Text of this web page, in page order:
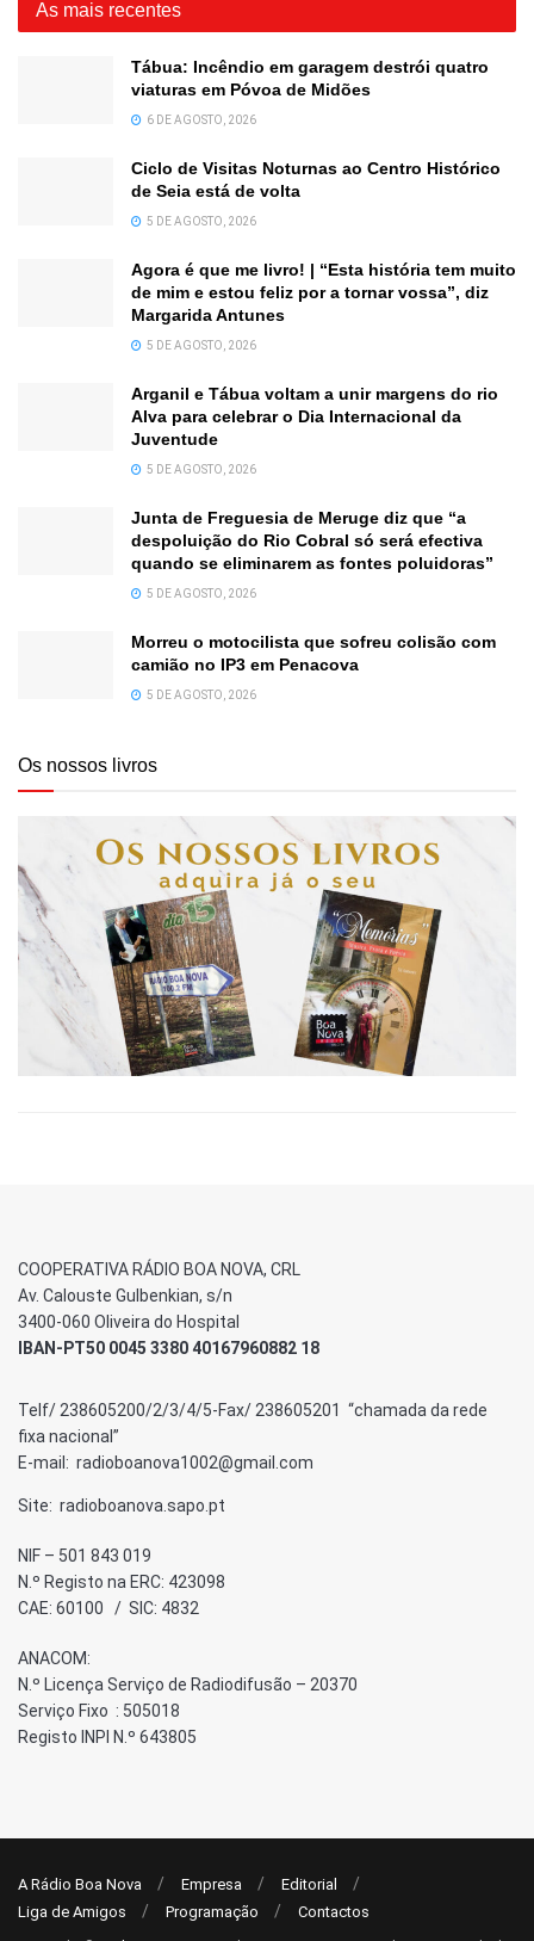
As mais recentes
Tábua: Incêndio em garagem destrói quatro
viaturas em Póvoa de Midões
6 DE AGOSTO, 2026
Ciclo de Visitas Noturnas ao Centro Histórico
de Seia está de volta
5 DE AGOSTO, 2026
Agora é que me livro! | “Esta história tem muito
de mim e estou feliz por a tornar vossa”, diz
Margarida Antunes
5 DE AGOSTO, 2026
Arganil e Tábua voltam a unir margens do rio
Alva para celebrar o Dia Internacional da
Juventude
5 DE AGOSTO, 2026
Junta de Freguesia de Meruge diz que “a
despoluição do Rio Cobral só será efectiva
quando se eliminarem as fontes poluidoras”
5 DE AGOSTO, 2026
Morreu o motocilista que sofreu colisão com
camião no IP3 em Penacova
5 DE AGOSTO, 2026
Os nossos livros
COOPERATIVA RÁDIO BOA NOVA, CRL
Av. Calouste Gulbenkian, s/n
3400-060 Oliveira do Hospital
IBAN-PT50 0045 3380 40167960882 18
Telf/ 238605200/2/3/4/5-Fax/ 238605201 “chamada da rede
fixa nacional”
E-mail: radioboanova1002@gmail.com
Site: radioboanova.sapo.pt
NIF – 501 843 019
N.º Registo na ERC: 423098
CAE: 60100 / SIC: 4832
ANACOM:
N.º Licença Serviço de Radiodifusão – 20370
Serviço Fixo : 505018
Registo INPI N.º 643805
A Rádio Boa Nova Empresa
Editorial
Liga de Amigos
Programação Contactos